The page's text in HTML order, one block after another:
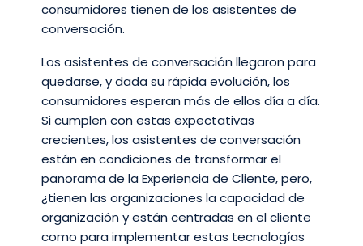
consumidores tienen de los asistentes de
conversación.
Los asistentes de conversación llegaron para
quedarse, y dada su rápida evolución, los
consumidores esperan más de ellos día a día.
Si cumplen con estas expectativas
crecientes, los asistentes de conversación
están en condiciones de transformar el
panorama de la Experiencia de Cliente, pero,
¿tienen las organizaciones la capacidad de
organización y están centradas en el cliente
como para implementar estas tecnologías